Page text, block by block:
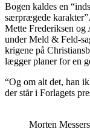
Bogen kaldes en
særprægede
Mette Frederiksen og
under Meld & Feld-
krigene på
lægger planer for en
“Og om alt det, han
der står i Forlagets
Morten